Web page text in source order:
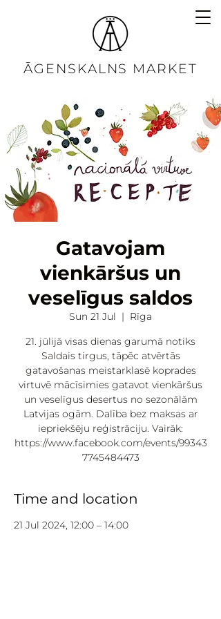
ĀGENSKALNS MARKET
Gatavojam
vienkāršus un
veselīgus saldos
Sun 21 Jul
  |
Rīga
21. jūlijā visas dienas garumā notiks
Saldais tirgus, tāpēc atvērtās
gatavošanas meistarklasē koprades
virtuvē mācīsimies gatavot vienkāršus
un veselīgus desertus no sezonālām
Latvijas ogām. Dalība bez maksas ar
iepriekšēju reģistrāciju. Vairāk:
https://www.facebook.com/events/99343
7745484473
Time and location
21 Jul 2024, 12:00 – 14:00